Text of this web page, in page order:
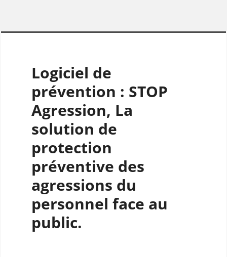
Logiciel de
prévention : STOP
Agression, La
solution de
protection
préventive des
agressions du
personnel face au
public.